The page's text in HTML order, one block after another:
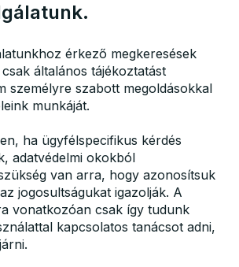
érkező megkeresések
általános tájékoztatást
személyre szabott megoldásokkal
munkáját.
ha ügyfélspecifikus kérdés
adatvédelmi okokból
van arra, hogy azonosítsuk
jogosultságukat igazolják. A
vonatkozóan csak így tudunk
kapcsolatos tanácsot adni,